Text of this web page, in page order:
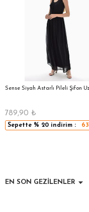
Sense Siyah Astarlı Pileli Şifon
789,90 ₺
Sepette % 20 indirim :
EN SON GEZİLENLER